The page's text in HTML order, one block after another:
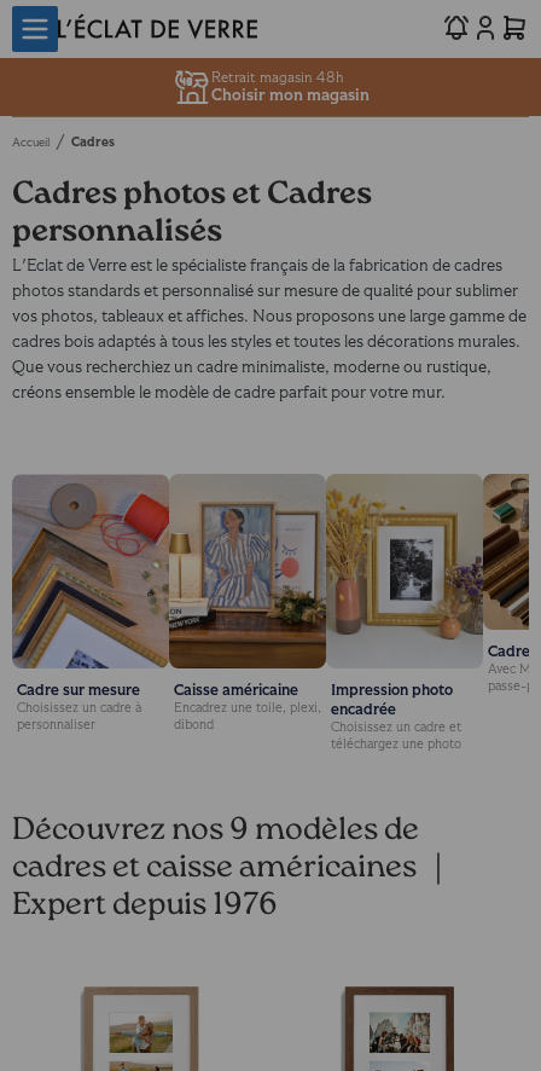
Retrait magasin 48h
Choisir mon magasin
Accueil / Cadres
Cadres photos et Cadres
personnalisés
L'Eclat de Verre est le spécialiste français de la fabrication de cadres
photos standards et personnalisé sur mesure de qualité pour sublimer
vos photos, tableaux et affiches. Nous proposons une large gamme de
cadres bois adaptés à tous les styles et toutes les décorations murales.
Que vous recherchiez un cadre minimaliste, moderne ou rustique,
créons ensemble le modèle de cadre parfait pour votre mur.
Cadre sur mesure
Choisissez un cadre à
personnaliser
Caisse américaine
Encadrez une toile, plexi,
dibond
Impression photo
encadrée
Choisissez un cadre et
téléchargez une photo
Cadre
Avec
passe-
Découvrez nos 9 modèles de
cadres et caisse américaines ｜
Expert depuis 1976